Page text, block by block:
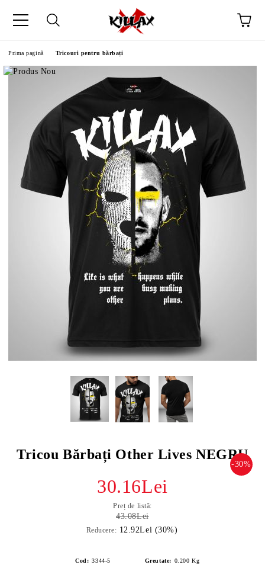
Prima pagină Tricouri pentru bărbați
Tricou Bărbați Other Lives NEGRU
-30%
30.16Lei
Preț de listă:
43.08Lei
Reducere: 12.92Lei (30%)
Cod: 3344-5 Greutate: 0.200 Kg